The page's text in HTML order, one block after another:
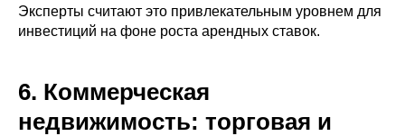
Эксперты считают это привлекательным уровнем для
инвестиций на фоне роста арендных ставок.
6. Коммерческая
недвижимость: торговая и